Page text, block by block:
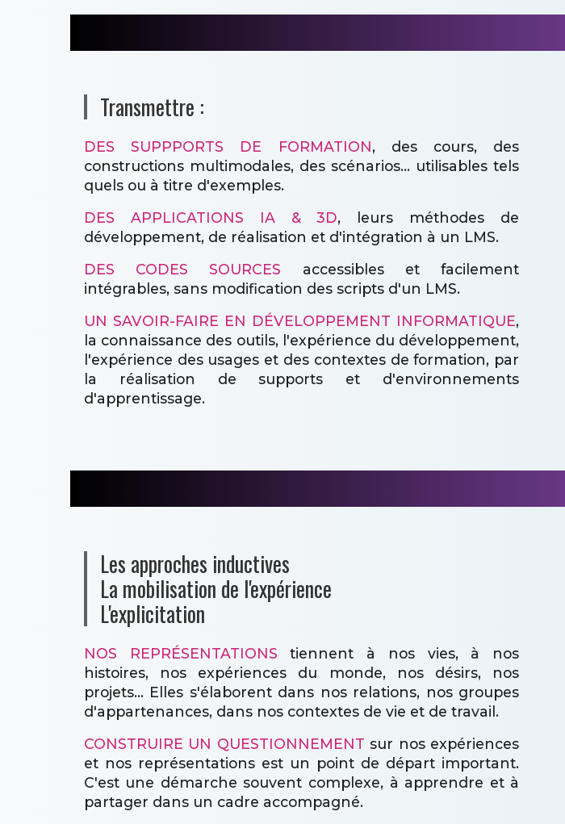
Transmettre :
DES SUPPPORTS DE FORMATION, des cours, des
constructions multimodales, des scénarios... utilisables tels
quels ou à titre d'exemples.
DES APPLICATIONS IA & 3D, leurs méthodes de
développement, de réalisation et d'intégration à un LMS.
DES CODES SOURCES accessibles et facilement
intégrables, sans modification des scripts d'un LMS.
UN SAVOIR-FAIRE EN DÉVELOPPEMENT INFORMATIQUE,
la connaissance des outils, l'expérience du développement,
l'expérience des usages et des contextes de formation, par
la réalisation de supports et d'environnements
d'apprentissage.
Les approches inductives
La mobilisation de l'expérience
L'explicitation
NOS REPRÉSENTATIONS tiennent à nos vies, à nos
histoires, nos expériences du monde, nos désirs, nos
projets... Elles s'élaborent dans nos relations, nos groupes
d'appartenances, dans nos contextes de vie et de travail.
CONSTRUIRE UN QUESTIONNEMENT sur nos expériences
et nos représentations est un point de départ important.
C'est une démarche souvent complexe, à apprendre et à
partager dans un cadre accompagné.